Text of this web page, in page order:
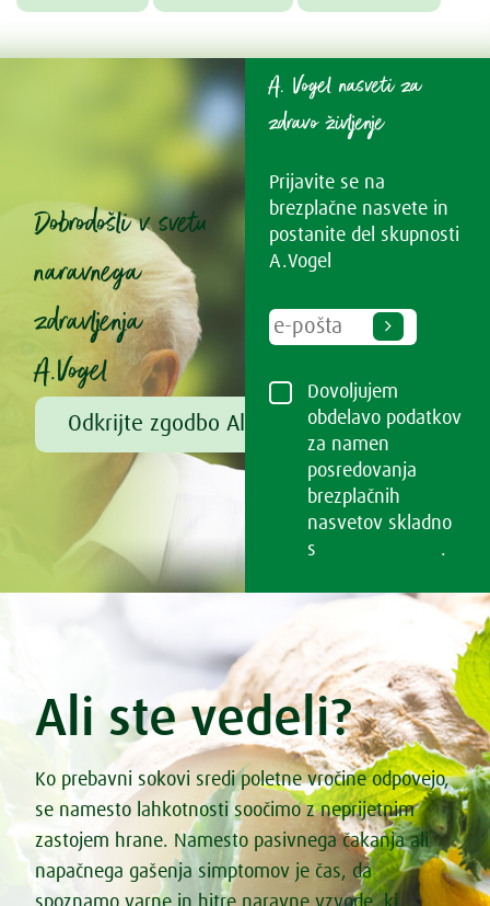
Dobrodošli v svetu
naravnega
zdravljenja
A.Vogel
Odkrijte zgodbo Alfreda Vogla
A. Vogel nasveti za
zdravo življenje
Prijavite se na
brezplačne nasvete in
postanite del skupnosti
A.Vogel
Dovoljujem
obdelavo podatkov
za namen
posredovanja
brezplačnih
nasvetov skladno
s
.
Ali ste vedeli?
Ko prebavni sokovi sredi poletne vročine odpovejo,
se namesto lahkotnosti soočimo z neprijetnim
zastojem hrane. Namesto pasivnega čakanja ali
napačnega gašenja simptomov je čas, da